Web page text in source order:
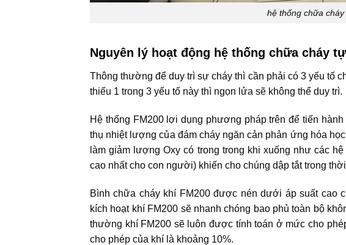
hệ thống chữa
Nguyên lý hoạt động hệ thống chữa cháy
Thông thường để duy trì sự cháy thì cần phải có 3 yếu tố
thiếu 1 trong 3 yếu tố này thì ngọn lửa sẽ không thể duy trì.
Hệ thống FM200 lợi dụng phương pháp trên để tiến
thụ nhiệt lượng của đám cháy ngăn cản phản ứng hóa
làm giảm lượng Oxy có trong trong khi xuống như các
cao nhất cho con người) khiến cho chúng dập tắt trong
Bình chữa cháy khí FM200 được nén dưới áp suất cao
kích hoạt khí FM200 sẽ nhanh chóng bao phủ toàn bộ
thường khí FM200 sẽ luôn được tính toán ở mức cho
cho phép của khí là khoảng 10%.